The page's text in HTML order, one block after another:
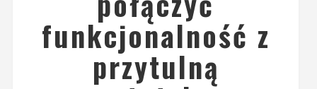
funkcjonalność z
przytulną